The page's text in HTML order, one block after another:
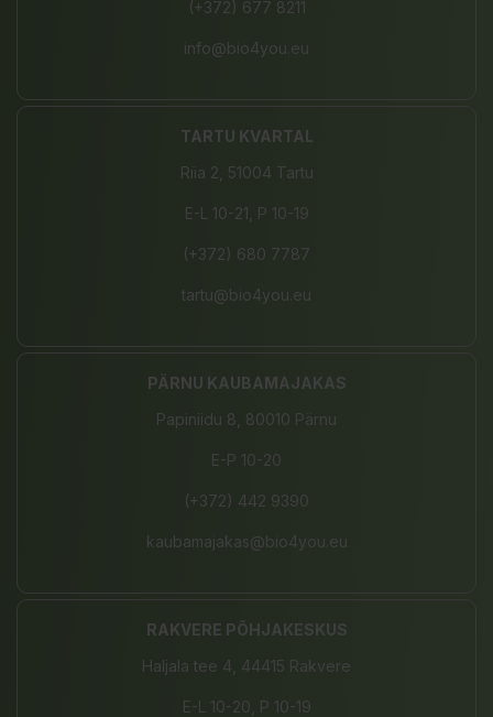
(+372) 677 8211
info@bio4you.eu
TARTU KVARTAL
Riia 2, 51004 Tartu
E-L 10-21, P 10-19
(+372) 680 7787
tartu@bio4you.eu
PÄRNU KAUBAMAJAKAS
Papiniidu 8, 80010 Pärnu
E-P 10-20
(+372) 442 9390
kaubamajakas@bio4you.eu
RAKVERE PÕHJAKESKUS
Haljala tee 4, 44415 Rakvere
E-L 10-20, P 10-19